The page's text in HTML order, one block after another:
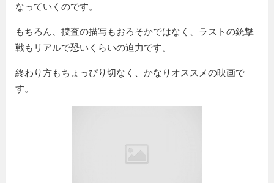
なっていくのです。
もちろん、捜査の描写もおろそかではなく、ラストの銃撃
戦もリアルで恐いくらいの迫力です。
終わり方もちょっぴり切なく、かなりオススメの映画で
す。